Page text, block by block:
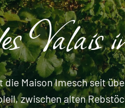
Valais
die Maison Imesch seit
zwischen alten